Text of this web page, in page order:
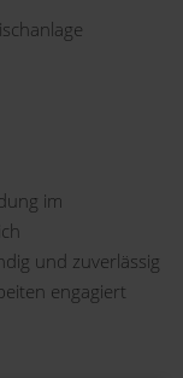
im
und zuverlässig
engagiert